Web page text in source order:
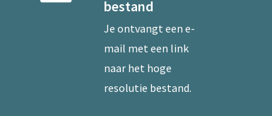
bestand
Je ontvangt een e-
mail met een link
naar het hoge
resolutie bestand.